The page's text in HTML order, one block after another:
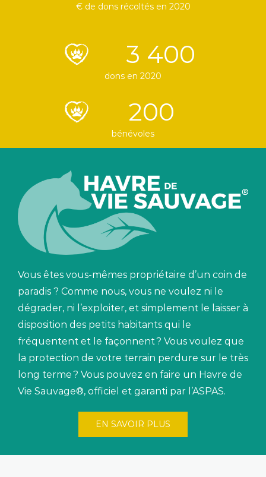
€ de dons récoltés en 2020
3 400
dons en 2020
200
bénévoles
Vous êtes vous-mêmes propriétaire d’un coin de
paradis ? Comme nous, vous ne voulez ni le
dégrader, ni l’exploiter, et simplement le laisser à
disposition des petits habitants qui le
fréquentent et le façonnent ? Vous voulez que
la protection de votre terrain perdure sur le très
long terme ? Vous pouvez en faire un Havre de
Vie Sauvage®, officiel et garanti par l’ASPAS.
EN SAVOIR PLUS